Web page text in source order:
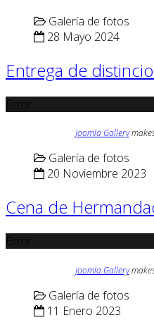
Galería de fotos
28 Mayo 2024
Entrega de
Joomla Gallery
Galería de fotos
20 Noviembre 2023
Cena de
Joomla Gallery
Galería de fotos
11 Enero 2023